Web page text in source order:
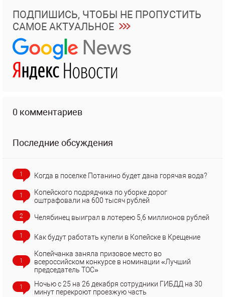
ПОДПИШИСЬ, ЧТОБЫ НЕ ПРОПУСТИТЬ
САМОЕ АКТУАЛЬНОЕ
0 комментариев
Последние обсуждения
1 Когда в поселке Потанино будет дана горячая вода?
1
Копейского подрядчика по уборке дорог
оштрафовали на 600 тысяч рублей
2 Челябинец выиграл в лотерею 5,6 миллионов рублей
1 Как будут работать купели в Копейске в Крещение
1
Копейчанка заняла призовое место во
всероссийском конкурсе в номинации «Лучший
председатель ТОС»
1
Ночью с 25 на 26 декабря сотрудники ГИБДД на 30
минут перекроют проезжую часть